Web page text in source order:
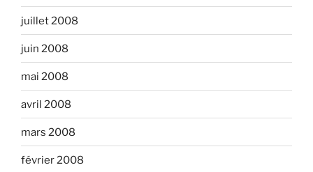
juillet 2008
juin 2008
mai 2008
avril 2008
mars 2008
février 2008